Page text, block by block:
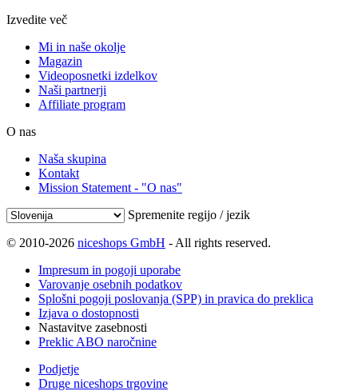
Izvedite več
Mi in naše okolje
Magazin
Videoposnetki izdelkov
Naši partnerji
Affiliate program
O nas
Naša skupina
Kontakt
Mission Statement - "O nas"
Spremenite regijo / jezik
© 2010-2026 niceshops GmbH - All rights reserved.
Impresum in pogoji uporabe
Varovanje osebnih podatkov
Splošni pogoji poslovanja (SPP) in pravica do preklica
Izjava o dostopnosti
Nastavitve zasebnosti
Preklic ABO naročnine
Podjetje
Druge niceshops trgovine